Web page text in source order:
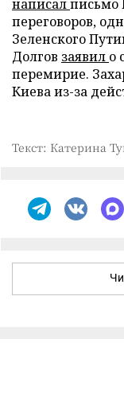
написалписьмо
переговоров,
Зеленского
Долгов заявил о
перемирие.
Киева из-за
Текст: Катерина